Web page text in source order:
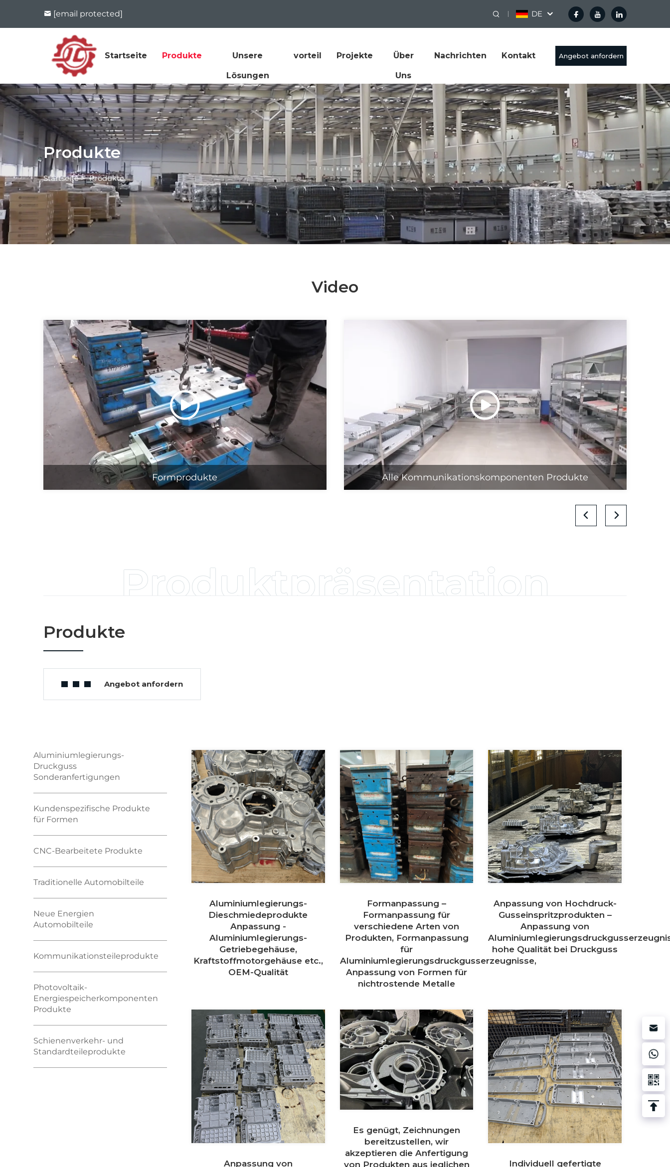
[email protected] DE
Startseite Produkte Unsere
Lösungen
vorteil Projekte Über
Uns
Nachrichten Kontakt Angebot anfordern
Produkte
Startseite>Produkte
Video
Formprodukte Alle Kommunikationskomponenten Produkte
Produktpräsentation
Produkte
Angebot anfordern
Aluminiumlegierungs-
Druckguss
Sonderanfertigungen
Kundenspezifische Produkte
für Formen
CNC-Bearbeitete Produkte
Traditionelle Automobilteile
Neue Energien
Automobilteile
Kommunikationsteileprodukte
Photovoltaik-
Energiespeicherkomponenten
Produkte
Schienenverkehr- und
Standardteileprodukte
Aluminiumlegierungs-
Dieschmiedeprodukte
Anpassung -
Aluminiumlegierungs-
Getriebegehäuse,
Kraftstoffmotorgehäuse etc.,
OEM-Qualität
Formanpassung –
Formanpassung für
verschiedene Arten von
Produkten, Formanpassung
für
Aluminiumlegierungsdruckgusserzeugnisse,
Anpassung von Formen für
nichtrostende Metalle
Anpassung von Hochdruck-
Gusseinspritzprodukten –
Anpassung von
hohe Qualität bei Druckguss
Anpassung von
Es genügt, Zeichnungen
bereitzustellen, wir
akzeptieren die Anfertigung
von Produkten aus jeglichen
Individuell gefertigte